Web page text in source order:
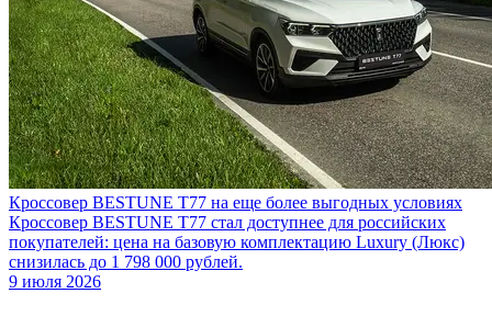
Кроссовер BESTUNE T77 на еще более выгодных условиях
Кроссовер BESTUNE T77 стал доступнее для российских
покупателей: цена на базовую комплектацию Luxury (Люкс)
снизилась до 1 798 000 рублей.
9 июля 2026